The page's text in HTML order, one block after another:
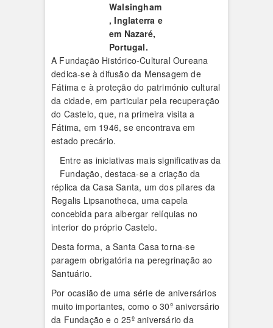
Walsingham
, Inglaterra e
em Nazaré,
Portugal.
A Fundação Histórico-Cultural Oureana
dedica-se à difusão da Mensagem de
Fátima e à proteção do património cultural
da cidade, em particular pela recuperação
do Castelo, que, na primeira visita a
Fátima, em 1946, se encontrava em
estado precário.
Entre as iniciativas mais significativas da
Fundação, destaca-se a criação da
réplica da Casa Santa, um dos pilares da
Regalis Lipsanotheca, uma capela
concebida para albergar relíquias no
interior do próprio Castelo.
Desta forma, a Santa Casa torna-se
paragem obrigatória na peregrinação ao
Santuário.
Por ocasião de uma série de aniversários
muito importantes, como o 30º aniversário
da Fundação e o 25º aniversário da